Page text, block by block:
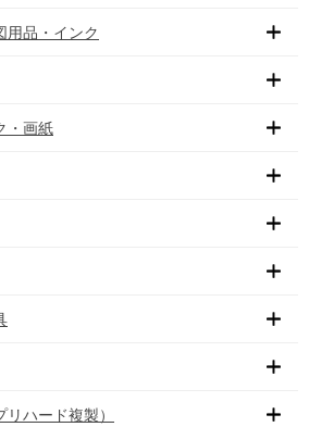
用品・インク
・画紙
ハード複製）